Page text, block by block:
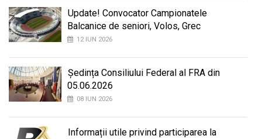
Update! Convocator Campionatele
Balcanice de seniori, Volos, Grec
12 IUN 2026
Ședința Consiliului Federal al FRA din
05.06.2026
08 IUN 2026
Informații utile privind participarea la